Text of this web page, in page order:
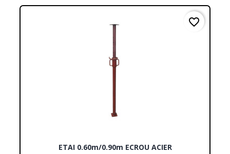
ETAI 0.60m/0.90m ECROU ACIER
favorite_border